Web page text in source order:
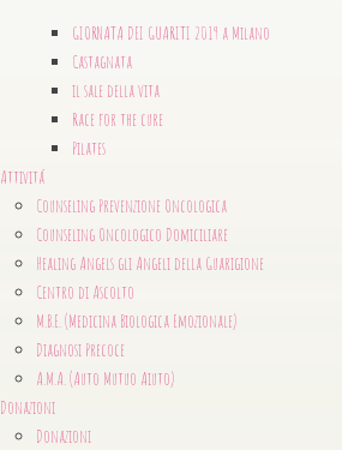
GIORNATA DEI GUARITI 2019 a Milano
Castagnata
il sale della vita
Race for the cure
Pilates
Attivitá
Counseling Prevenzione Oncologica
Counseling Oncologico Domiciliare
Healing Angels gli Angeli della Guarigione
Centro di Ascolto
M.B.E. (Medicina Biologica Emozionale)
Diagnosi Precoce
A.M.A. (Auto Mutuo Aiuto)
Donazioni
Donazioni